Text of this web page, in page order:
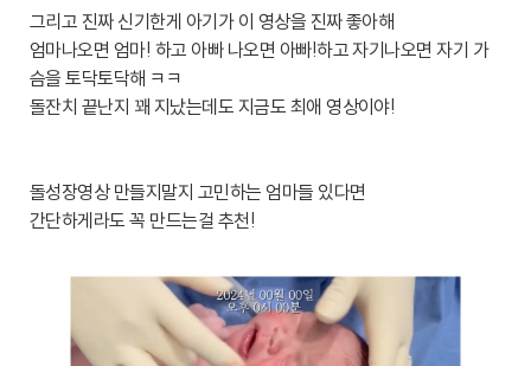
그리고 진짜 신기한게 아기가 이 영상을 진짜 좋아해
엄마나오면 엄마! 하고 아빠 나오면 아빠!하고 자기나오면 자기 가
슴을 토닥토닥해 ㅋㅋ
돌잔치 끝난지 꽤 지났는데도 지금도 최애 영상이야!
돌성장영상 만들지말지 고민하는 엄마들 있다면
간단하게라도 꼭 만드는걸 추천!